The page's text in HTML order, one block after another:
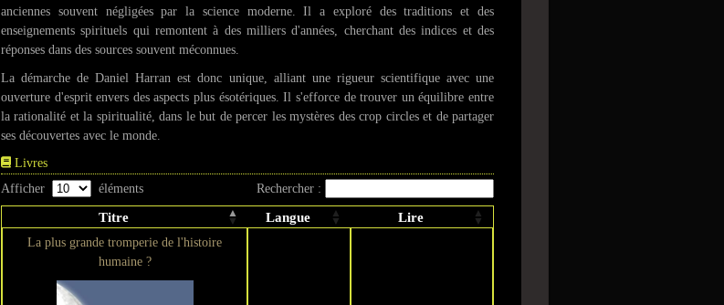
anciennes souvent négligées par la science moderne. Il a exploré des traditions et des
enseignements spirituels qui remontent à des milliers d'années, cherchant des indices et des
réponses dans des sources souvent méconnues.
La démarche de Daniel Harran est donc unique, alliant une rigueur scientifique avec une
ouverture d'esprit envers des aspects plus ésotériques. Il s'efforce de trouver un équilibre entre
la rationalité et la spiritualité, dans le but de percer les mystères des crop circles et de partager
ses découvertes avec le monde.
Livres
Afficher
éléments Rechercher :
Titre Langue Lire
La plus grande tromperie de l'histoire
humaine ?